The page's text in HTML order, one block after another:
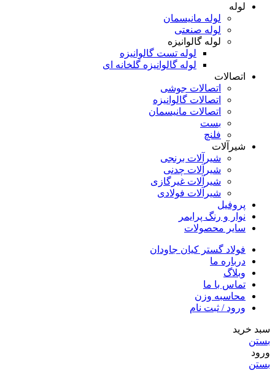
لوله
لوله مانیسمان
لوله صنعتی
لوله گالوانیزه
لوله تست گالوانیزه
لوله گالوانیزه گلخانه ای
اتصالات
اتصالات جوشی
اتصالات گالوانیزه
اتصالات مانیسمان
بست
فلنچ
شیرآلات
شیرآلات برنجی
شیرآلات چدنی
شیرآلات غیرگازی
شیرآلات فولادی
پروفیل
نوار و رنگ پرایمر
سایر محصولات
فولاد گستر کیان جاودان
درباره ما
وبلاگ
تماس با ما
محاسبه وزن
ورود / ثبت نام
سبد خرید
بستن
ورود
بستن